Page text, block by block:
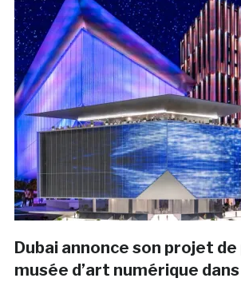
Dubai annonce son projet
musée d’art numérique